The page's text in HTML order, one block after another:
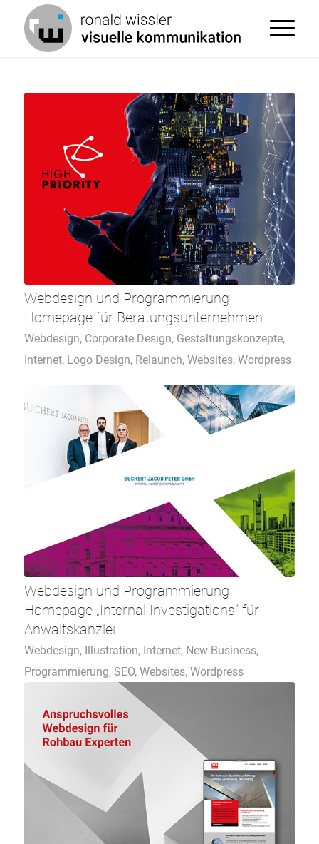
Webdesign und Programmierung
Homepage für Beratungsunternehmen
Webdesign, Corporate Design, Gestaltungskonzepte,
Internet, Logo Design, Relaunch, Websites, Wordpress
Webdesign und Programmierung
Homepage „Internal Investigations“ für
Anwaltskanzlei
Webdesign, Illustration, Internet, New Business,
Programmierung, SEO, Websites, Wordpress